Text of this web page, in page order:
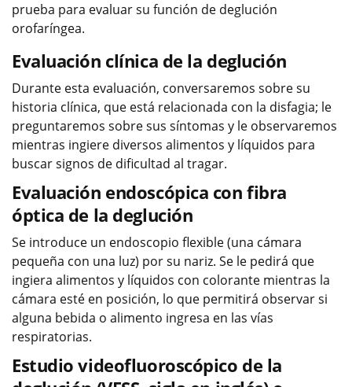
prueba para evaluar su función de deglución
orofaríngea.
Evaluación clínica de la deglución
Durante esta evaluación, conversaremos sobre su
historia clínica, que está relacionada con la disfagia; le
preguntaremos sobre sus síntomas y le observaremos
mientras ingiere diversos alimentos y líquidos para
buscar signos de dificultad al tragar.
Evaluación endoscópica con fibra
óptica de la deglución
Se introduce un endoscopio flexible (una cámara
pequeña con una luz) por su nariz. Se le pedirá que
ingiera alimentos y líquidos con colorante mientras la
cámara esté en posición, lo que permitirá observar si
alguna bebida o alimento ingresa en las vías
respiratorias.
Estudio videofluoroscópico de la